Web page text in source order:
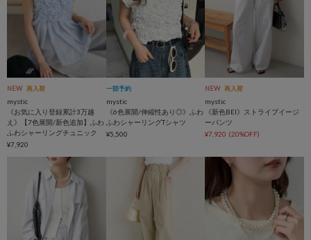
NEW 再入荷
mystic
《お気に入り登録累計3万越
え》【7色展開/新色追加】ふわ
ふわシャーリングチュニック
¥7,920
一部予約
mystic
《6色展開/伸縮性あり◎》ふわ
ふわシャーリングTシャツ
¥5,500
NEW 再入荷
mystic
《新色BEI》ストライプイージ
ーパンツ
¥7,920 (20%OFF)